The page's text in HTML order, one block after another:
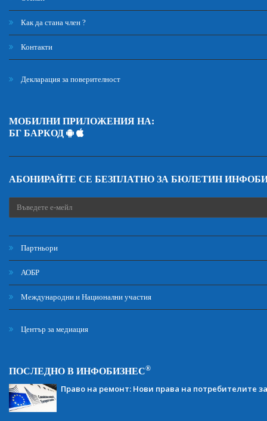
Как да стана член ?
Контакти
Декларация за поверителност
МОБИЛНИ ПРИЛОЖЕНИЯ НА:
БГ БАРКОД
АБОНИРАЙТЕ СЕ БЕЗПЛАТНО ЗА БЮЛЕТИН
Партньори
АОБР
Международни и Национални участия
Център за медиация
ПОСЛЕДНО В ИНФОБИЗНЕС®
Право на ремонт: Нови права на потребителите